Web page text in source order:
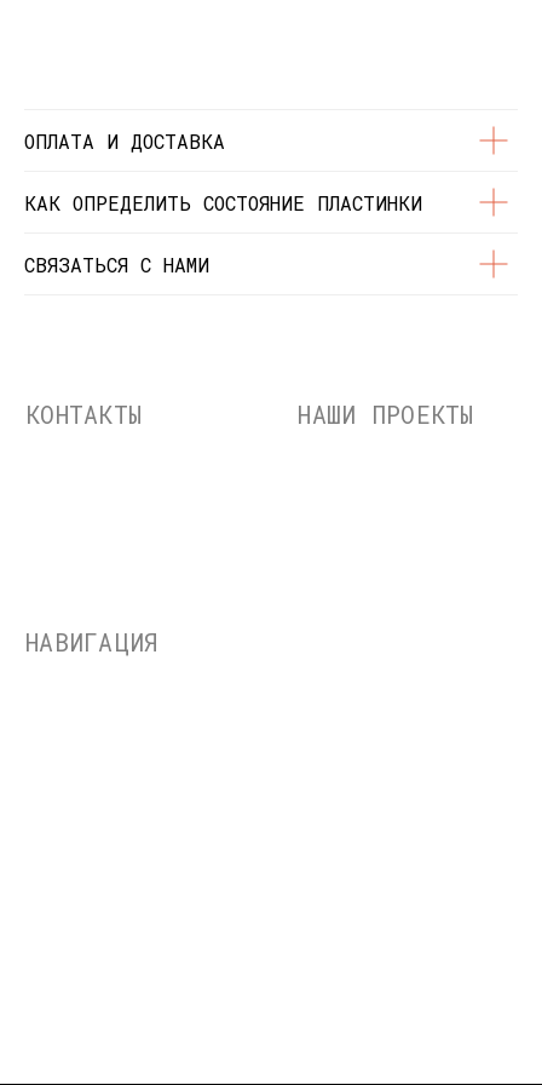
ОПЛАТА И ДОСТАВКА
КАК ОПРЕДЕЛИТЬ СОСТОЯНИЕ ПЛАСТИНКИ
СВЯЗАТЬСЯ С НАМИ